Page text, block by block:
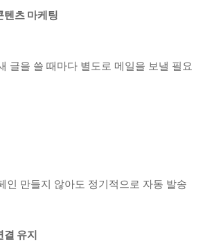
텐츠 마케팅
글을 쓸 때마다 별도로 메일을 보낼 필요
인 만들지 않아도 정기적으로 자동 발송
결 유지